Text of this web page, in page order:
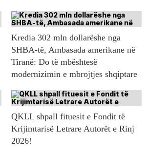
Kredia 302 mln dollarëshe nga
SHBA-të, Ambasada amerikane në
Tiranë: Do të mbështesë
modernizimin e mbrojtjes shqiptare
QKLL shpall fituesit e Fondit të
Krijimtarisë Letrare Autorët e Rinj
2026!